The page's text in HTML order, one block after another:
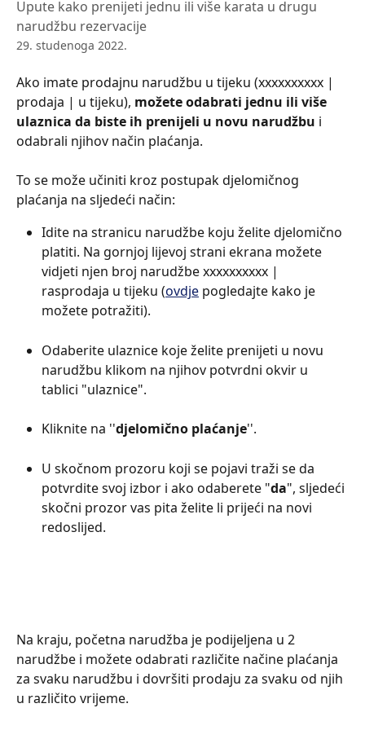
Upute kako prenijeti jednu ili više karata u drugu
narudžbu rezervacije
29. studenoga 2022.
Ako imate prodajnu narudžbu u tijeku (xxxxxxxxxx |
prodaja | u tijeku), možete odabrati jednu ili više
ulaznica da biste ih prenijeli u novu narudžbu i
odabrali njihov način plaćanja.
To se može učiniti kroz postupak djelomičnog
plaćanja na sljedeći način:
Idite na stranicu narudžbe koju želite djelomično
platiti. Na gornjoj lijevoj strani ekrana možete
vidjeti njen broj narudžbe xxxxxxxxxx |
rasprodaja u tijeku (ovdje pogledajte kako je
možete potražiti).
Odaberite ulaznice koje želite prenijeti u novu
narudžbu klikom na njihov potvrdni okvir u
tablici "ulaznice".
Kliknite na ''djelomično plaćanje''.
U skočnom prozoru koji se pojavi traži se da
potvrdite svoj izbor i ako odaberete "da", sljedeći
skočni prozor vas pita želite li prijeći na novi
redoslijed.
Na kraju, početna narudžba je podijeljena u 2
narudžbe i možete odabrati različite načine plaćanja
za svaku narudžbu i dovršiti prodaju za svaku od njih
u različito vrijeme.